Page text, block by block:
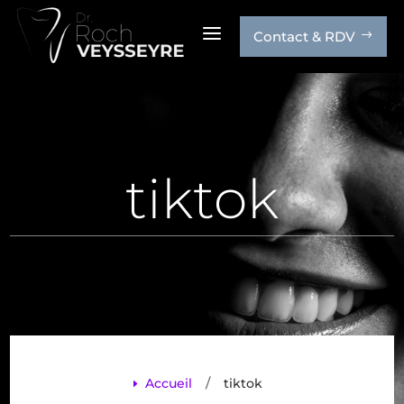
a Contact & RDV $
tiktok
E Accueil / tiktok